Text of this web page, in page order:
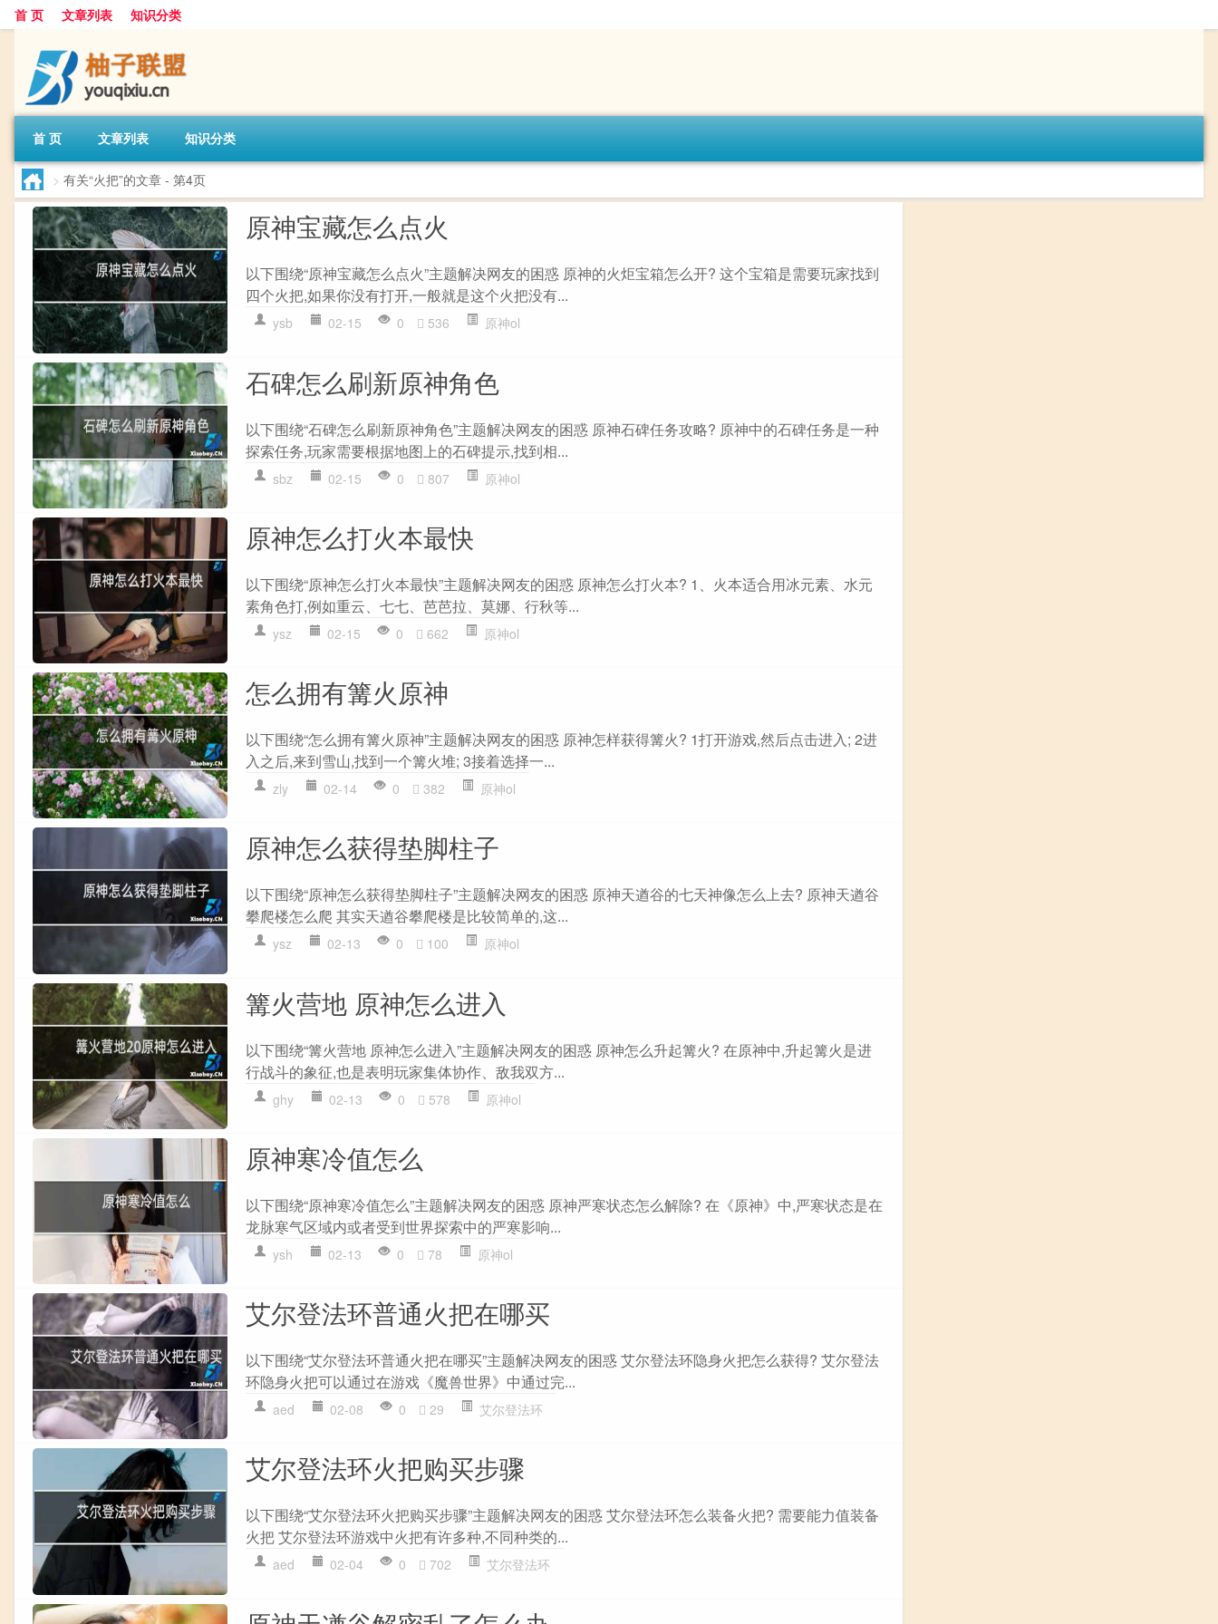
首 页 文章列表 知识分类
首 页 文章列表 知识分类
> 有关“火把”的文章 - 第4页
原神宝藏怎么点火
以下围绕“原神宝藏怎么点火”主题解决网友的困惑 原神的火炬宝箱怎么开? 这个宝箱是需要玩家找到
四个火把,如果你没有打开,一般就是这个火把没有...
ysb 02-15 0 536 原神ol
石碑怎么刷新原神角色
以下围绕“石碑怎么刷新原神角色”主题解决网友的困惑 原神石碑任务攻略? 原神中的石碑任务是一种
探索任务,玩家需要根据地图上的石碑提示,找到相...
sbz 02-15 0 807 原神ol
原神怎么打火本最快
以下围绕“原神怎么打火本最快”主题解决网友的困惑 原神怎么打火本? 1、火本适合用冰元素、水元
素角色打,例如重云、七七、芭芭拉、莫娜、行秋等...
ysz 02-15 0 662 原神ol
怎么拥有篝火原神
以下围绕“怎么拥有篝火原神”主题解决网友的困惑 原神怎样获得篝火? 1打开游戏,然后点击进入; 2进
入之后,来到雪山,找到一个篝火堆; 3接着选择一...
zly 02-14 0 382 原神ol
原神怎么获得垫脚柱子
以下围绕“原神怎么获得垫脚柱子”主题解决网友的困惑 原神天遒谷的七天神像怎么上去? 原神天遒谷
攀爬楼怎么爬 其实天遒谷攀爬楼是比较简单的,这...
ysz 02-13 0 100 原神ol
篝火营地 原神怎么进入
以下围绕“篝火营地 原神怎么进入”主题解决网友的困惑 原神怎么升起篝火? 在原神中,升起篝火是进
行战斗的象征,也是表明玩家集体协作、敌我双方...
ghy 02-13 0 578 原神ol
原神寒冷值怎么
以下围绕“原神寒冷值怎么”主题解决网友的困惑 原神严寒状态怎么解除? 在《原神》中,严寒状态是在
龙脉寒气区域内或者受到世界探索中的严寒影响...
ysh 02-13 0 78 原神ol
艾尔登法环普通火把在哪买
以下围绕“艾尔登法环普通火把在哪买”主题解决网友的困惑 艾尔登法环隐身火把怎么获得? 艾尔登法
环隐身火把可以通过在游戏《魔兽世界》中通过完...
aed 02-08 0 29 艾尔登法环
艾尔登法环火把购买步骤
以下围绕“艾尔登法环火把购买步骤”主题解决网友的困惑 艾尔登法环怎么装备火把? 需要能力值装备
火把 艾尔登法环游戏中火把有许多种,不同种类的...
aed 02-04 0 702 艾尔登法环